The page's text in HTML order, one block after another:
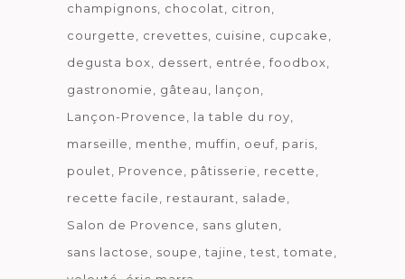
champignons
chocolat
citron
courgette
crevettes cuisine
cupcake
degusta box
dessert entrée
foodbox
gastronomie
gâteau
lançon
Lançon-Provence
la table du roy
marseille
menthe muffin oeuf paris
poulet
Provence pâtisserie
recette
recette facile
restaurant
salade
Salon de Provence
sans gluten
sans lactose
soupe tajine test tomate